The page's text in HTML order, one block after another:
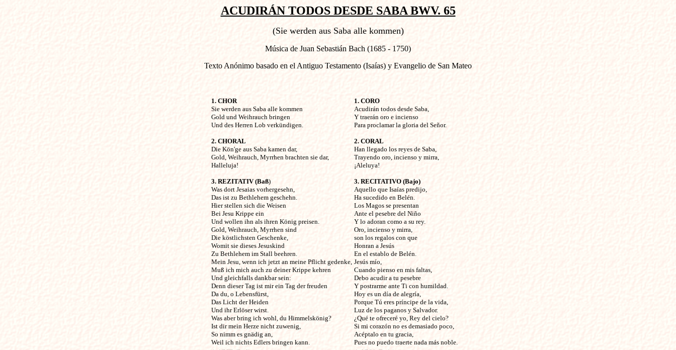
ACUDIRÁN TODOS DESDE SABA BWV. 65
(Sie werden aus Saba alle kommen)
Música de Juan Sebastián Bach (1685 - 1750)
Texto Anónimo basado en el Antiguo Testamento (Isaías) y Evangelio de San Mateo
1. CHOR
Sie werden aus Saba alle kommen
Gold und Weihrauch bringen
Und des Herren Lob verkündigen.
2. CHORAL
Die Kön'ge aus Saba kamen dar,
Gold, Weihrauch, Myrrhen brachten sie dar,
Halleluja!
3. REZITATIV (Baß)
Was dort Jesaias vorhergesehn,
Das ist zu Bethlehem geschehn.
Hier stellen sich die Weisen
Bei Jesu Krippe ein
Und wollen ihn als ihren König preisen.
Gold, Weihrauch, Myrrhen sind
Die köstlichsten Geschenke,
Womit sie dieses Jesuskind
Zu Bethlehem im Stall beehren.
Mein Jesu, wenn ich jetzt an meine Pflicht gedenke,
Muß ich mich auch zu deiner Krippe kehren
Und gleichfalls dankbar sein:
Denn dieser Tag ist mir ein Tag der freuden
Da du, o Lebensfürst,
Das Licht der Heiden
Und ihr Erlöser wirst.
Was aber bring ich wohl, du Himmelskönig?
Ist dir mein Herze nicht zuwenig,
So nimm es gnädig an,
Weil ich nichts Edlers bringen kann.
1. CORO
Acudirán todos desde Saba,
Y traerán oro e incienso
Para proclamar la gloria del Señor.
2. CORAL
Han llegado los reyes de Saba,
Trayendo oro, incienso y mirra,
¡Aleluya!
3. RECITATIVO (Bajo)
Aquello que Isaías predijo,
Ha sucedido en Belén.
Los Magos se presentan
Ante el pesebre del Niño
Y lo adoran como a su rey.
Oro, incienso y mirra,
son los regalos con que
Honran a Jesús
En el establo de Belén.
Jesús mío,
Cuando pienso en mis faltas,
Debo acudir a tu pesebre
Y postrarme ante Ti con humildad.
Hoy es un día de alegría,
Porque Tú eres príncipe de la vida,
Luz de los paganos y Salvador.
¿Qué te ofreceré yo, Rey del cielo?
Si mi corazón no es demasiado poco,
Acéptalo en tu gracia,
Pues no puedo traerte nada más noble.